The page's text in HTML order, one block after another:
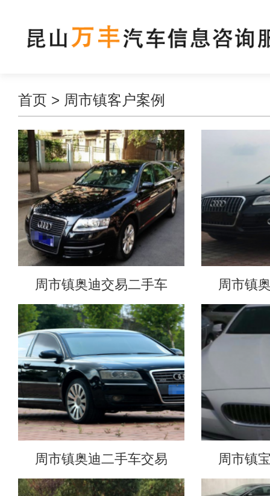
首页 > 周市镇客户案例
周市镇奥迪交易二手车 周市镇
周市镇奥迪二手车交易 周市镇